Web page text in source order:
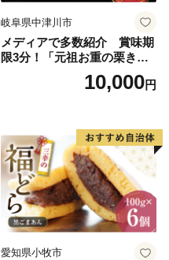
岐阜県中津川市
メディアで多数紹介 賞味期
限3分！「元祖お重の栗きん
とんモンブラン」 【未来の
ご褒美】スイーツ 栗 モンブ
子 菓子 F4N-2298
10,000円
愛知県小牧市